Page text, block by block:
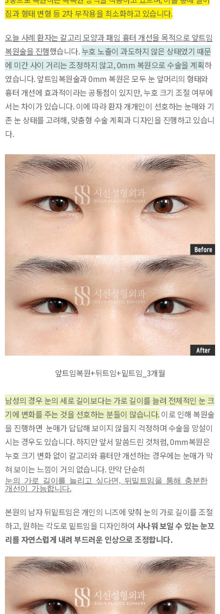
짐과 형태 변형 등 2차 부작용을 최소화하고 있습니다.
오늘 사례 환자는 갈고리 모양과 패임 흉터 개선을 목적으로 앞트임
복원술을 진행했습니다.누호 노출이 과도하지 않은 상태였기 때문
에 미간 사이 거리는 조정하지 않고, 0mm 복원으로 수술을 계획하
였습니다. 앞트임복원술과 0mm 복원은 모두 눈 앞머리의 형태와
흉터 개선에 효과적이라는 공통점이 있지만, 누호 크기 조절 여부에
서는 차이가 있습니다. 이에 따라 환자 개개인이 선호하는 눈매와 기
존 눈 상태를 고려해, 맞춤형 수술 계획과 디자인을 진행하고 있습니
다.
앞트임복원+뒤트임+밑트임_3개월
남성의 경우 눈의 세로 길이보다는 가로 길이를 늘려 전체적인 눈 크
기에 변화를 주는 것을 선호하는 분들이 많습니다.이로 인해 복원술
을 진행하면 눈매가 답답해 보이지 않을지 걱정하며 수술을 망설이
시는 경우도 있습니다. 하지만 앞서 말씀드린 것처럼, 0mm복원은
누호 크기 변화 없이 갈고리와 흉터만 개선하는 경우에는 눈매가 막
혀 보이는 느낌이 거의 없습니다. 만약 단순히
눈의 가로 길이를 늘리고 싶다면, 뒤밑트임을 통해 충분한
개선이 가능합니다.
본원의 남자 뒤밑트임은 개인의 니즈에 맞춰 눈의 가로 길이를 조절
하고, 원하는 각도로 밑트임을 디자인하여 사나워 보일 수 있는 눈꼬
리를 자연스럽게 내려 부드러운 인상으로 조정합니다.